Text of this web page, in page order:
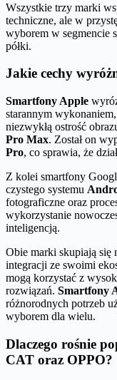
Wszystkie trzy marki
techniczne, ale w
wyborem w segmencie
półki.
Jakie cechy
Smartfony Apple
starannym
niezwykłą ostrość
Pro Max. Został on
Pro, co sprawia, że
Z kolei smartfony
czystego systemu
fotograficzne oraz
wykorzystanie
inteligencją.
Obie marki skupiają się
integracji ze swoimi
mogą korzystać z
rozwiązań. Smartfony
różnorodnych potrzeb
wyborem dla wielu.
Dlaczego rośnie
CAT oraz OPPO?